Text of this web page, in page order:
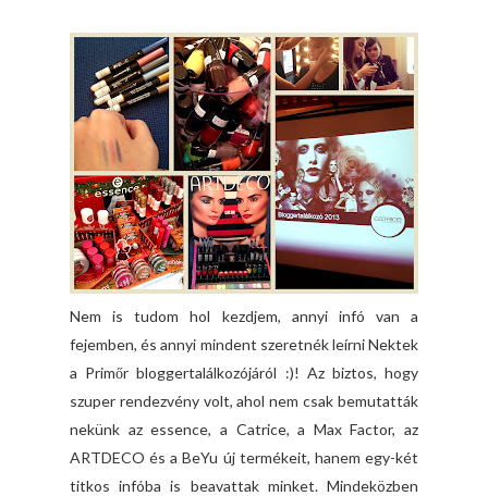
Nem is tudom hol kezdjem, annyi infó van a
fejemben, és annyi mindent szeretnék leírni Nektek
a Primőr bloggertalálkozójáról :)! Az biztos, hogy
szuper rendezvény volt, ahol nem csak bemutatták
nekünk az essence, a Catrice, a Max Factor, az
ARTDECO és a BeYu új termékeit, hanem egy-két
titkos infóba is beavattak minket. Mindeközben